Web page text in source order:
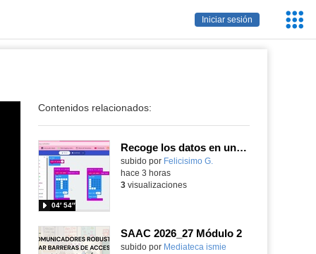
Iniciar sesión
Contenidos relacionados:
Recoge los datos en una gráfica programando tu placa microbit con MakeCode y conoce la Tª y nivel de luz en este eclipse
Contenido educativo.
subido por Felicisimo G.
04′ 54″
hace 3 horas
3visualizaciones
SAAC 2026_27 Módulo 2
subido por Mediateca ismie